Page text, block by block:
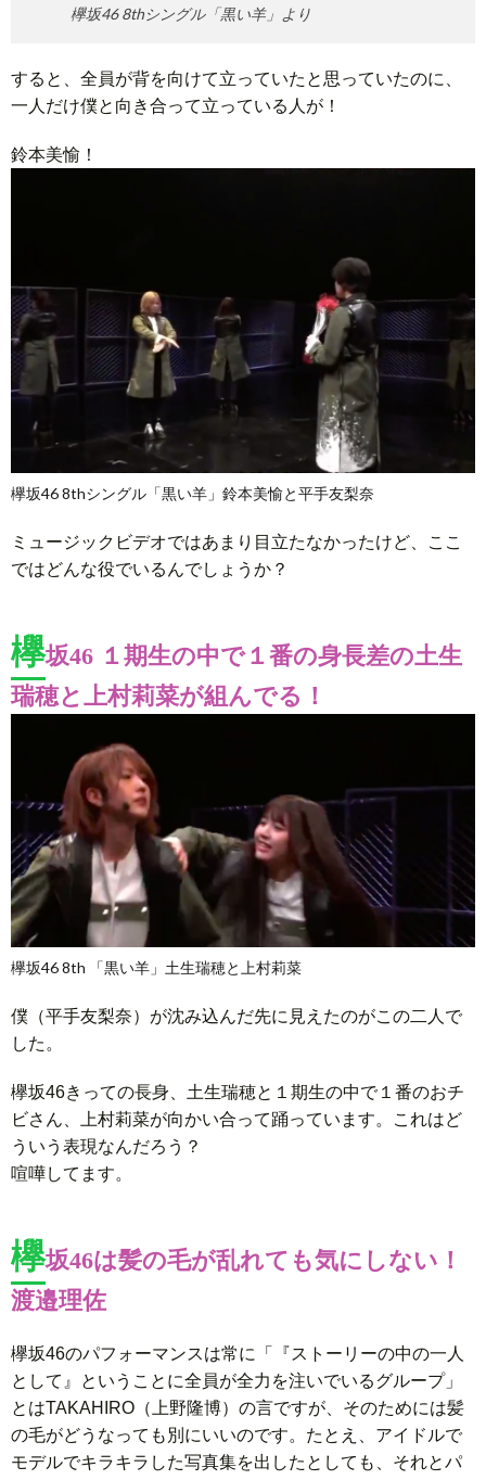
欅坂46 8thシングル「黒い羊」より
すると、全員が背を向けて立っていたと思っていたのに、
一人だけ僕と向き合って立っている人が！
鈴本美愉！
欅坂46 8thシングル「黒い羊」鈴本美愉と平手友梨奈
ミュージックビデオではあまり目立たなかったけど、ここ
ではどんな役でいるんでしょうか？
欅坂46 １期生の中で１番の身長差の土生
瑞穂と上村莉菜が組んでる！
欅坂46 8th 「黒い羊」土生瑞穂と上村莉菜
僕（平手友梨奈）が沈み込んだ先に見えたのがこの二人で
した。
欅坂46きっての長身、土生瑞穂と１期生の中で１番のおチ
ビさん、上村莉菜が向かい合って踊っています。これはど
ういう表現なんだろう？
喧嘩してます。
欅坂46は髪の毛が乱れても気にしない！
渡邉理佐
欅坂46のパフォーマンスは常に「『ストーリーの中の一人
として』ということに全員が全力を注いでいるグループ」
とはTAKAHIRO（上野隆博）の言ですが、そのためには髪
の毛がどうなっても別にいいのです。たとえ、アイドルで
モデルでキラキラした写真集を出したとしても、それとパ